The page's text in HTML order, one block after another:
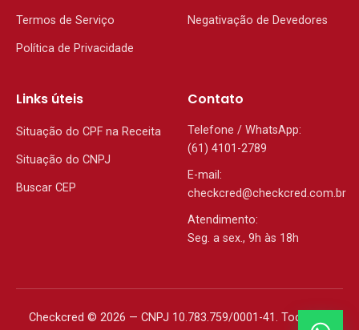
Negativação de Devedores
Termos de Serviço
Política de Privacidade
Links úteis
Situação do CPF na Receita
Situação do CNPJ
Buscar CEP
Contato
Telefone / WhatsApp:
(61) 4101-2789
E-mail:
checkcred@checkcred.com.br
Atendimento:
Seg. a sex., 9h às 18h
Checkcred © 2026 — CNPJ 10.783.759/0001-41. Todos os